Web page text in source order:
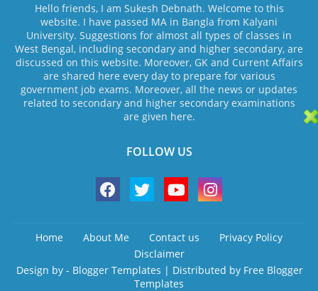
Hello friends, I am Sukesh Debnath. Welcome to this
website. I have passed MA in Bangla from Kalyani
University. Suggestions for almost all types of classes in
West Bengal, including secondary and higher secondary, are
discussed on this website. Moreover, GK and Current Affairs
are shared here every day to prepare for various
government job exams. Moreover, all the news or updates
related to secondary and higher secondary examinations
are given here.
FOLLOW US
Home About Me Contact us
Privacy Policy
Disclaimer
Design by - Blogger Templates | Distributed by Free Blogger
Templates